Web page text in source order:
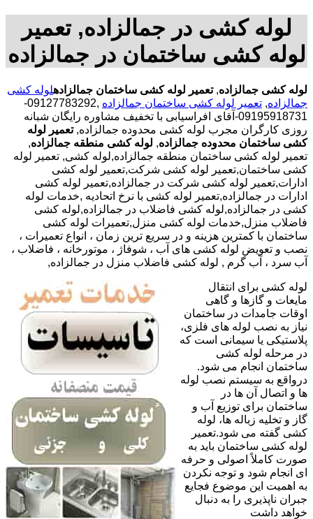
لوله کشی در جمالزاده, تعمیر
لوله کشی ساختمان در جمالزاده
لوله کشی جمالزاده,تعمیر لوله کشی ساختمان جمالزادهلوله کشی
جمالزاده, تعمیر لوله کشی ساختمان جمالزاده
,09127783292-
09195918731-آقای افراسیابی با تخفیف مشاوره رایگان شبانه
روزی کارگران مجرب لوله کشی محدوده جمالزاده,تعمیر لوله
کشی ساختمان محدوده جمالزاده, لوله کشی منطقه جمالزاده,
تعمیر لوله کشی ساختمان منطقه جمالزاده,لوله کشی, تعمیر لوله
کشی ساختمان,تعمیر لوله کشی شرکت,تعمیر لوله کشی
ادارات,تعمیر لوله کشی شرکت در جمالزاده,تعمیر لوله کشی
ادارات در جمالزاده,تعمیر لوله کشی با نرخ اتحادیه ,خدمات لوله
کشی در جمالزاده,لوله کشی فاضلاب در جمالزاده,لوله کشی
فاضلاب منزل,خدمات لوله کشی منزل,تعمیرات لوله کشی
ساختمان با کمترین هزینه و در سریع ترین زمان ، انواع تعمیرات ،
نصب و تعویض لوله کشی های آب ، شوفاژ ، موتورخانه ، فاضلاب ،
آب سرد ، آب گرم , لوله کشی فاضلاب منزل در جمالزاده,
لوله کشی برای انتقال
مایعات و گازها و گاهی
اوقات جامدات در ساختمان
نیاز به نصب لوله های فلزی،
پلاستیکی یا سیمانی است که
در مرحله لوله کشی
ساختمان انجام می شود.
درواقع به سیستم نصب لوله
ها و اتصال آن ها در
ساختمان برای توزیع آب و
گاز و تخلیه زباله ها، لوله
کشی گفته می شود.تعمیر
لوله کشی ساختمان باید به
صورت کاملاً اصولی و حرفه
ای انجام شود و توجه نکردن
به اهمیت این موضوع فجایع
جبران ناپذیری را به دنبال
خواهد داشت